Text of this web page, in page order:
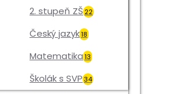
2. stupeň ZŠ 22
Český jazyk18
Matematika13
Školák s SVP34